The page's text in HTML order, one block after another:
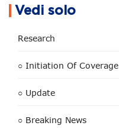
Vedi solo
Research
○ Initiation Of Coverage
○ Update
○ Breaking News